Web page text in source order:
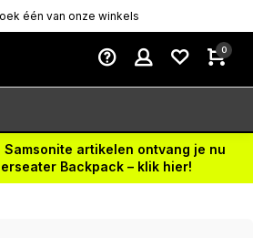
één van onze winkels
0
artikelen ontvang je nu
Backpack – klik hier!